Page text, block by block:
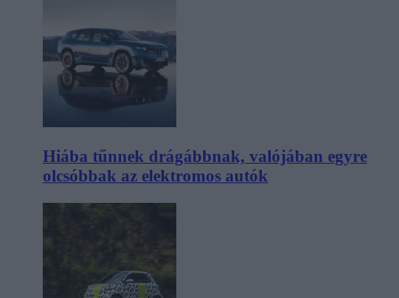
Hiába tűnnek drágábbnak, valójában egyre
olcsóbbak az elektromos autók